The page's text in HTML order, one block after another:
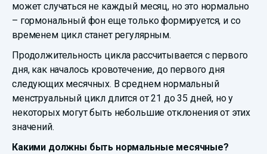
может случаться не каждый месяц, но это нормально
– гормональный фон еще только формируется, и со
временем цикл станет регулярным.
Продолжительность цикла рассчитывается с первого
дня, как началось кровотечение, до первого дня
следующих месячных. В среднем нормальный
менструальный цикл длится от 21 до 35 дней, но у
некоторых могут быть небольшие отклонения от этих
значений.
Какими должны быть нормальные месячные?